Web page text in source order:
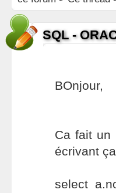
SQL -
BOnjour,
Ca fait un
écrivant
select